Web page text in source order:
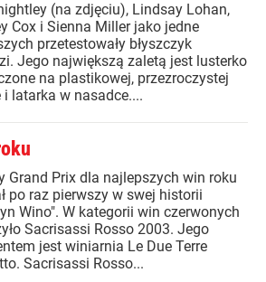
(na zdjęciu), Lindsay Lohan,
Cox i Sienna Miller jako jedne
przetestowały błyszczyk
Jego największą zaletą jest lusterko
na plastikowej, przezroczystej
i latarka w nasadce....
Grand Prix dla najlepszych win roku
po raz pierwszy w swej historii
Wino". W kategorii win czerwonych
Sacrisassi Rosso 2003. Jego
jest winiarnia Le Due Terre
Sacrisassi Rosso...